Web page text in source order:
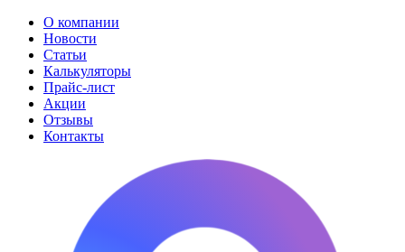
О компании
Новости
Статьи
Калькуляторы
Прайс-лист
Акции
Отзывы
Контакты